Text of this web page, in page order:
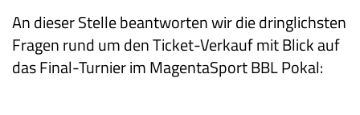
An dieser Stelle beantworten wir die dringlichsten
Fragen rund um den Ticket-Verkauf mit Blick auf
das Final-Turnier im MagentaSport BBL Pokal: